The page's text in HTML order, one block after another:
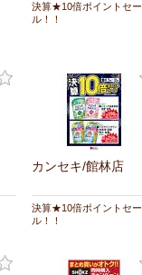
決算★10倍ポイントセー
ル！！
カンセキ/館林店
決算★10倍ポイントセー
ル！！